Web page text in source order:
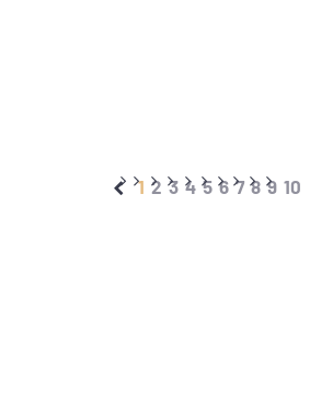
1 2 3 4 5 6 7 8 9 10